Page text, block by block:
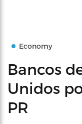
Economy
Bancos
Unidos
PR